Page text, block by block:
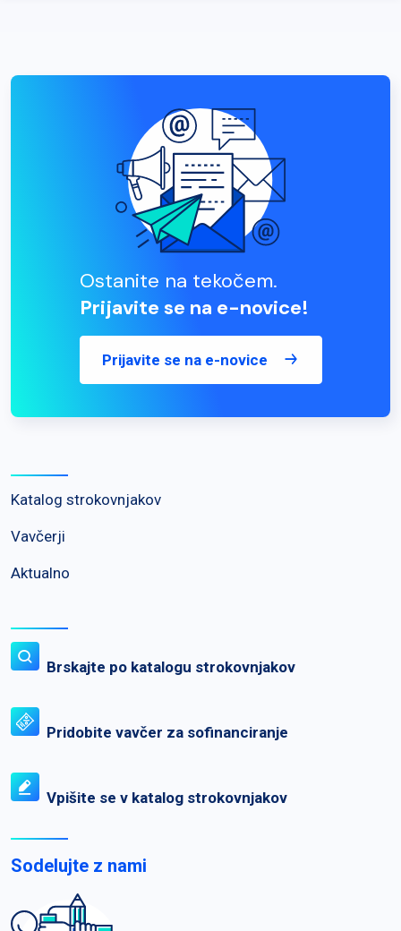
Ostanite na tekočem.
Prijavite se na e-novice!
Prijavite se na e-novice
Katalog strokovnjakov
Vavčerji
Aktualno
Brskajte po katalogu strokovnjakov
Pridobite vavčer za sofinanciranje
Vpišite se v katalog strokovnjakov
Sodelujte z nami